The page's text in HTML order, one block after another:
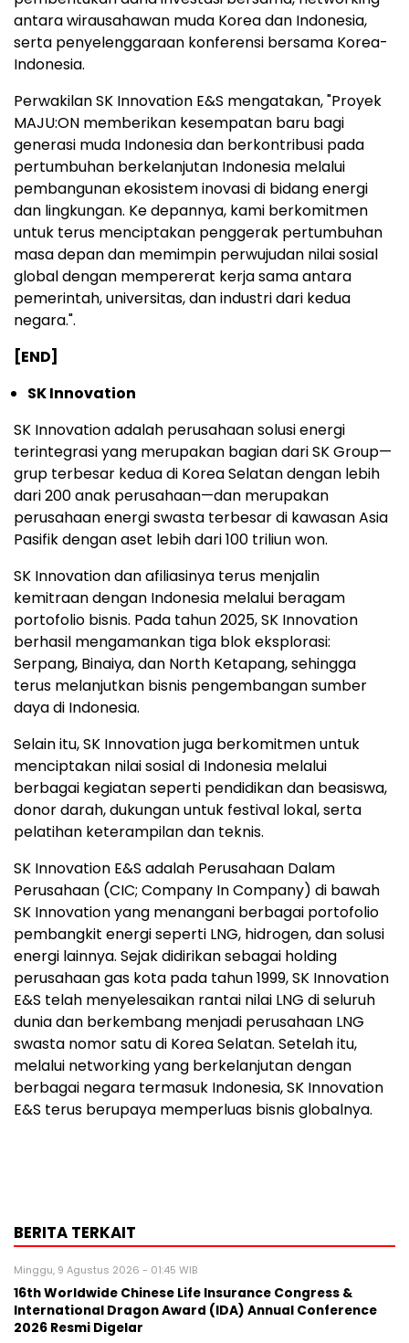
antara wirausahawan muda Korea dan Indonesia,
serta penyelenggaraan konferensi bersama Korea-
Indonesia.
Perwakilan SK Innovation E&S mengatakan, "Proyek
MAJU:ON memberikan kesempatan baru bagi
generasi muda Indonesia dan berkontribusi pada
pertumbuhan berkelanjutan Indonesia melalui
pembangunan ekosistem inovasi di bidang energi
dan lingkungan. Ke depannya, kami berkomitmen
untuk terus menciptakan penggerak pertumbuhan
masa depan dan memimpin perwujudan nilai sosial
global dengan mempererat kerja sama antara
pemerintah, universitas, dan industri dari kedua
negara.".
[END]
SK Innovation
SK Innovation adalah perusahaan solusi energi
terintegrasi yang merupakan bagian dari SK Group—
grup terbesar kedua di Korea Selatan dengan lebih
dari 200 anak perusahaan—dan merupakan
perusahaan energi swasta terbesar di kawasan Asia
Pasifik dengan aset lebih dari 100 triliun won.
SK Innovation dan afiliasinya terus menjalin
kemitraan dengan Indonesia melalui beragam
portofolio bisnis. Pada tahun 2025, SK Innovation
berhasil mengamankan tiga blok eksplorasi:
Serpang, Binaiya, dan North Ketapang, sehingga
terus melanjutkan bisnis pengembangan sumber
daya di Indonesia.
Selain itu, SK Innovation juga berkomitmen untuk
menciptakan nilai sosial di Indonesia melalui
berbagai kegiatan seperti pendidikan dan beasiswa,
donor darah, dukungan untuk festival lokal, serta
pelatihan keterampilan dan teknis.
SK Innovation E&S adalah Perusahaan Dalam
Perusahaan (CIC; Company In Company) di bawah
SK Innovation yang menangani berbagai portofolio
pembangkit energi seperti LNG, hidrogen, dan solusi
energi lainnya. Sejak didirikan sebagai holding
perusahaan gas kota pada tahun 1999, SK Innovation
E&S telah menyelesaikan rantai nilai LNG di seluruh
dunia dan berkembang menjadi perusahaan LNG
swasta nomor satu di Korea Selatan. Setelah itu,
melalui networking yang berkelanjutan dengan
berbagai negara termasuk Indonesia, SK Innovation
E&S terus berupaya memperluas bisnis globalnya.
BERITA TERKAIT
Minggu, 9 Agustus 2026 - 01:45 WIB
16th Worldwide Chinese Life Insurance Congress &
International Dragon Award (IDA) Annual Conference
2026 Resmi Digelar